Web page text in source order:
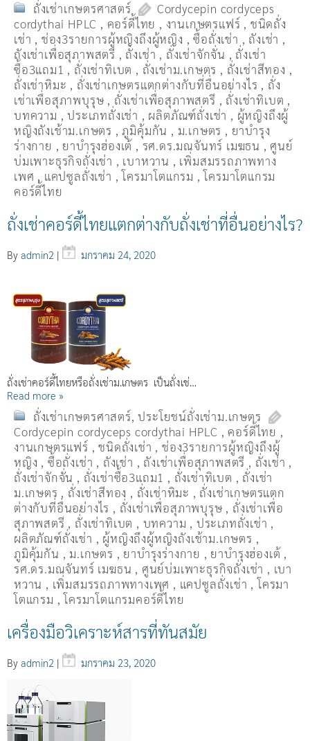
ถั่งเช่าเกษตรศาสตร์
Cordycepin cordyceps
cordythai HPLC , คอร์ดี้ไทย , งานเกษตรแฟร์ , ชนิดถั่ง
เช่า , ช่อง3รายการผู้หญิงถึงผู้หญิง ,ซื้อถั่งเช่า , ถังเช่า ,
ถังเช่าเพื่อสุภาพสตรี , ถั่งเช่า , ถั่งเช่าจักจั่น , ถั่งเช่า
ซื้อ3แถม1 , ถั่งเช่าทิเบต , ถั่งเช่าม.เกษตร , ถั่งเช่าสีทอง ,
ถั่งเช่าหิมะ , ถั่งเช่าเกษตรแตกต่างกับที่อื่นอย่างไร , ถั่ง
เช่าเพื่อสุภาพบุรุษ , ถั่งเช่าเพื่อสุภาพสตรี , ถั่่งเช่าทิเบต ,
บทความ ,ประเภทถั่งเช่า , ผลิตภัณฑ์ถั่งเช่า , ผู้หญิงถึงผู้
หญิงถังเช้าม.เกษตร ,ภูมิคุ้มกัน , ม.เกษตร , ยาบำรุง
ร่างกาย , ยาบำรุงฮ่องเต้ , รศ.ดร.มณจันทร์ เมฆธน , ศูนย์
บ่มเพาะธุรกิจถั่งเช่า , เบาหวาน , เพิ่มสมรรถภาพทาง
เพศ , แคปซูลถั่งเช่า ,โครมาโตแกรม ,โครมาโตแกรม
คอร์ดี้ไทย
ถั่งเช่าคอร์ดี้ไทยแตกต่างกับถั่งเช่าที่อื่นอย่างไร?
By admin2 | มกราคม 24, 2020
ถั่งเช่าคอร์ดี้ไทยหรือถั่งเช่าม.เกษตร เป็นถั่งเช่…
Read more »
ถั่งเช่าเกษตรศาสตร์,ประโยชน์ถั่งเช่าม.เกษตร
Cordycepin cordyceps cordythai HPLC , คอร์ดี้ไทย ,
งานเกษตรแฟร์ ,ชนิดถั่งเช่า ,ช่อง3รายการผู้หญิงถึงผู้
หญิง , ซื้อถั่งเช่า , ถังเช่า , ถังเช่าเพื่อสุภาพสตรี , ถั่งเช่า ,
ถั่งเช่าจักจั่น , ถั่งเช่าซื้อ3แถม1 , ถั่งเช่าทิเบต , ถั่งเช่า
ม.เกษตร , ถั่งเช่าสีทอง , ถั่งเช่าหิมะ , ถั่งเช่าเกษตรแตก
ต่างกับที่อื่นอย่างไร , ถั่งเช่าเพื่อสุภาพบุรุษ , ถั่งเช่าเพื่อ
สุภาพสตรี , ถั่่งเช่าทิเบต , บทความ , ประเภทถั่งเช่า ,
ผลิตภัณฑ์ถั่งเช่า , ผู้หญิงถึงผู้หญิงถังเช้าม.เกษตร ,
ภูมิคุ้มกัน ,ม.เกษตร , ยาบำรุงร่างกาย , ยาบำรุงฮ่องเต้ ,
รศ.ดร.มณจันทร์ เมฆธน , ศูนย์บ่มเพาะธุรกิจถั่งเช่า , เบา
หวาน , เพิ่มสมรรถภาพทางเพศ , แคปซูลถั่งเช่า ,โครมา
โตแกรม ,โครมาโตแกรมคอร์ดี้ไทย
เครื่องมือวิเคราะห์สารที่ทันสมัย
By admin2 | มกราคม 23, 2020